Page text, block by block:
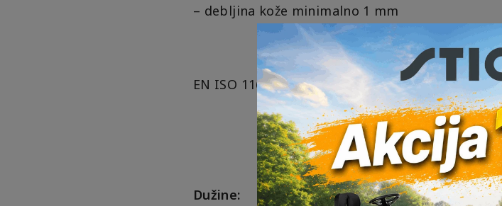
– debljina kože minimalno 1 mm
EN ISO 11611:2015 CLASS 2/A1+A2
Dužine: